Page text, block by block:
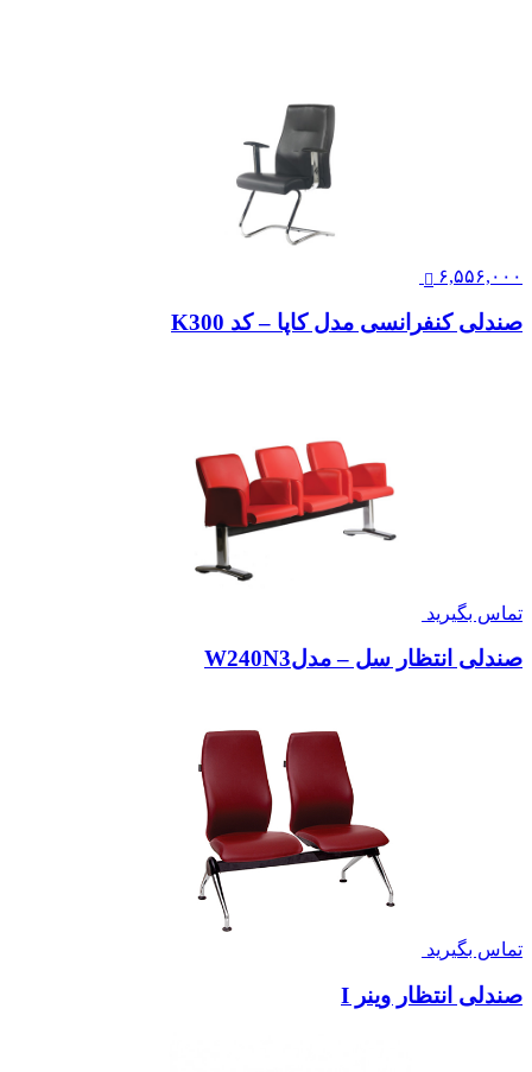
۶,۵۵۶,۰۰۰
صندلی کنفرانسی مدل کاپا – کد K300
تماس بگیرید
صندلی انتظار سل – مدلW240N3
تماس بگیرید
صندلی انتظار وینر I